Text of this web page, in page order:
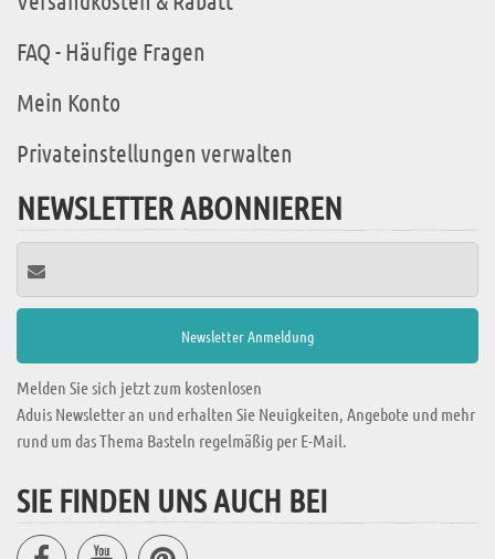
FAQ - Häufige Fragen
Mein Konto
Privateinstellungen verwalten
NEWSLETTER ABONNIEREN
Melden Sie sich jetzt zum kostenlosen
Aduis Newsletter an und erhalten Sie Neuigkeiten, Angebote und mehr
rund um das Thema Basteln regelmäßig per E-Mail.
SIE FINDEN UNS AUCH BEI